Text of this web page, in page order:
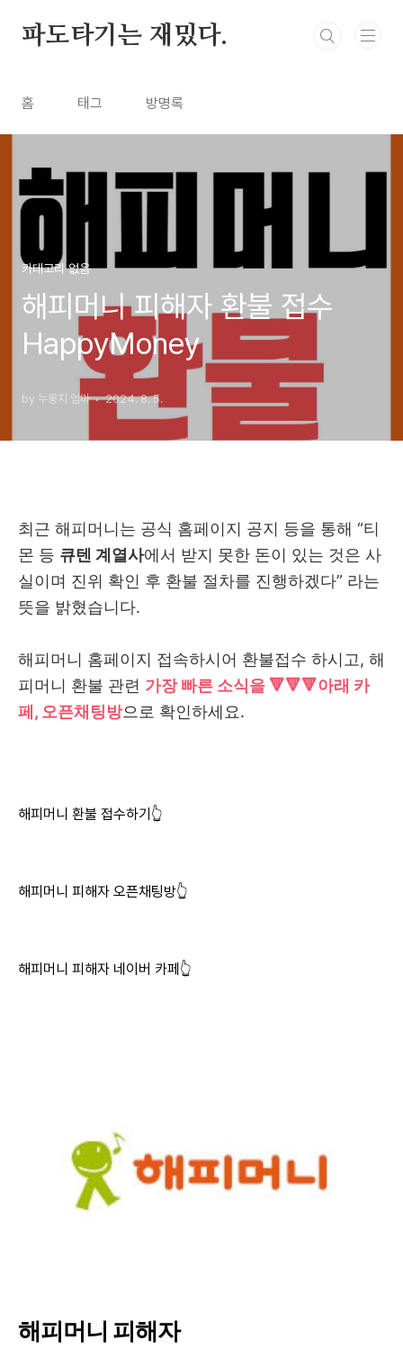
파도타기는 재밌다.
홈 태그 방명록
카테고리 없음
해피머니 피해자 환불 접수
HappyMoney
by 누룽지 엄마 2024. 8. 5.
최근 해피머니는 공식 홈페이지 공지 등을 통해 “티
몬 등 큐텐 계열사에서 받지 못한 돈이 있는 것은 사
실이며 진위 확인 후 환불 절차를 진행하겠다” 라는
뜻을 밝혔습니다.
해피머니 홈페이지 접속하시어 환불접수 하시고, 해
피머니 환불 관련 가장 빠른 소식을 🔻🔻🔻아래 카
페, 오픈채팅방으로 확인하세요.
해피머니 환불 접수하기👆
해피머니 피해자 오픈채팅방👆
해피머니 피해자 네이버 카페👆
해피머니 피해자